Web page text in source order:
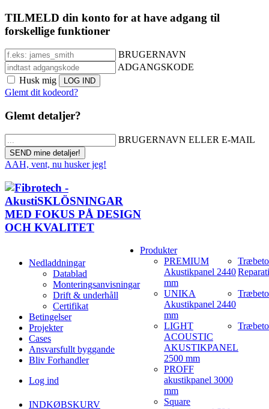
TILMELD din konto for at have adgang til
forskellige funktioner
BRUGERNAVN
ADGANGSKODE
Husk mig
Glemt dit kodeord?
Glemt detaljer?
BRUGERNAVN ELLER E-MAIL
AAH, vent, nu husker jeg!
Nedladdningar
Datablad
Monteringsanvisningar
Drift & underhåll
Certifikat
Betingelser
Projekter
Cases
Ansvarsfullt byggande
Bliv Forhandler
Log ind
INDKØBSKURV
Produkter
PREMIUM
Akustikpanel 2440
mm
UNIKA
Akustikpanel 2440
mm
LIGHT
ACOUSTIC
AKUSTIKPANEL
2500 mm
PROFF
akustikpanel 3000
mm
Square